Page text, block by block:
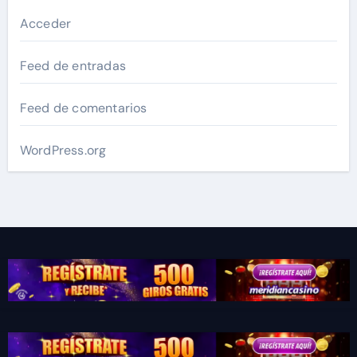
Acceder
Feed de entradas
Feed de comentarios
WordPress.org